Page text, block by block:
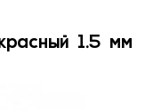
1.5 мм